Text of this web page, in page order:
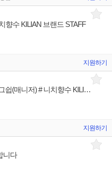
향수 KILIAN 브랜드 STAFF
지원하기
# 킬리안 # 도산플래그쉽/ 한남플래그쉽(매니저) # 니치향수 KILIAN 브랜드 STAFF
지원하기
니다